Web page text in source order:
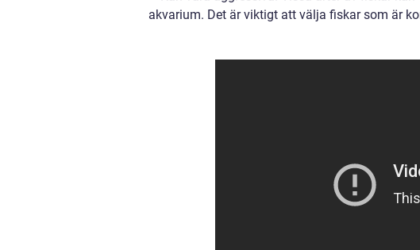
akvarium. Det är viktigt att välja fiskar som är